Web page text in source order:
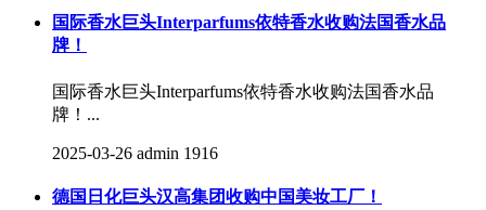
国际香水巨头Interparfums依特香水收购法国香水品
牌！
国际香水巨头Interparfums依特香水收购法国香水品
牌！...
2025-03-26 admin 1916
德国日化巨头汉高集团收购中国美妆工厂！